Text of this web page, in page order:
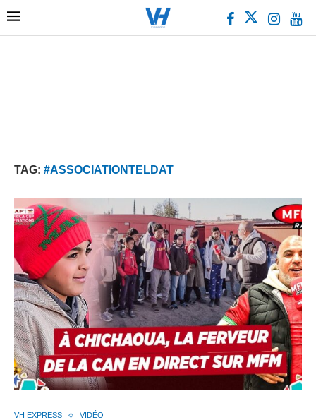
TAG: #ASSOCIATIONTELDAT
VH EXPRESS VIDÉO